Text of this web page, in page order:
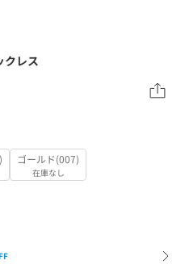
クレス
ゴールド(007)
在庫なし